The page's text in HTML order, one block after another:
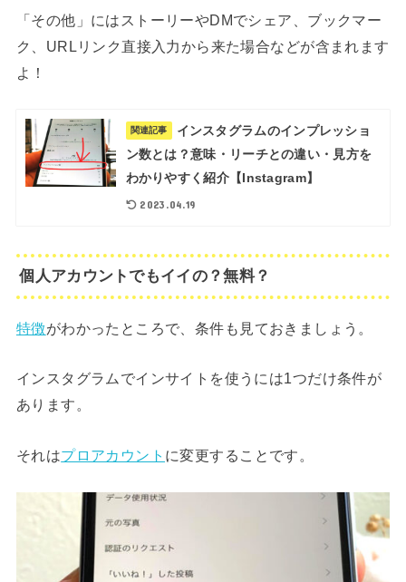
「その他」にはストーリーやDMでシェア、ブックマー
ク、URLリンク直接入力から来た場合などが含まれます
よ！
関連記事
インスタグラムのインプレッショ
ン数とは？意味・リーチとの違い・見方を
わかりやすく紹介【Instagram】
2023.04.19
個人アカウントでもイイの？無料？
特徴がわかったところで、条件も見ておきましょう。
インスタグラムでインサイトを使うには1つだけ条件が
あります。
それはプロアカウント に変更することです。